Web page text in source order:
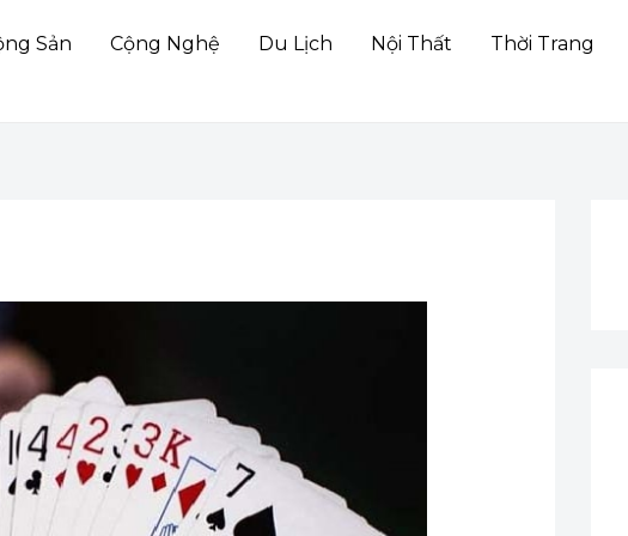
Sản Cộng Nghệ Du Lịch Nội Thất Thời Trang